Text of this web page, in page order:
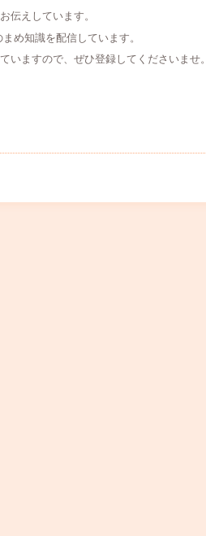
伝えしています。
め知識を配信しています。
いますので、ぜひ登録してくださいませ。